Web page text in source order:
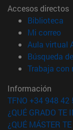
Accesos directos
Biblioteca
Mi correo
Aula virtual
Búsqueda
Trabaja con
Información
TFNO +34 948 42
¿QUÉ GRADO TE
¿QUÉ MÁSTER